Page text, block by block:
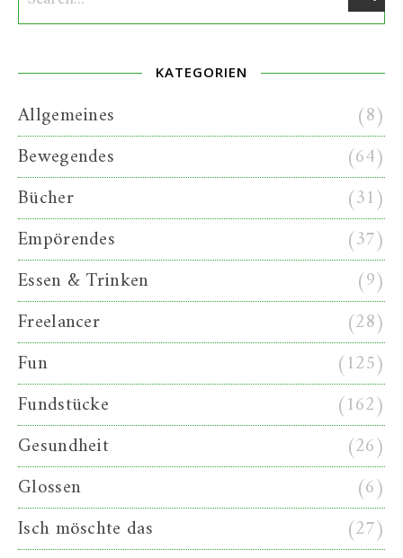
KATEGORIEN
Allgemeines
(8)
Bewegendes
(64)
Bücher
(31)
Empörendes
(37)
Essen & Trinken
(9)
Freelancer
(28)
Fun
(125)
Fundstücke
(162)
Gesundheit
(26)
Glossen
(6)
Isch möschte das
(27)